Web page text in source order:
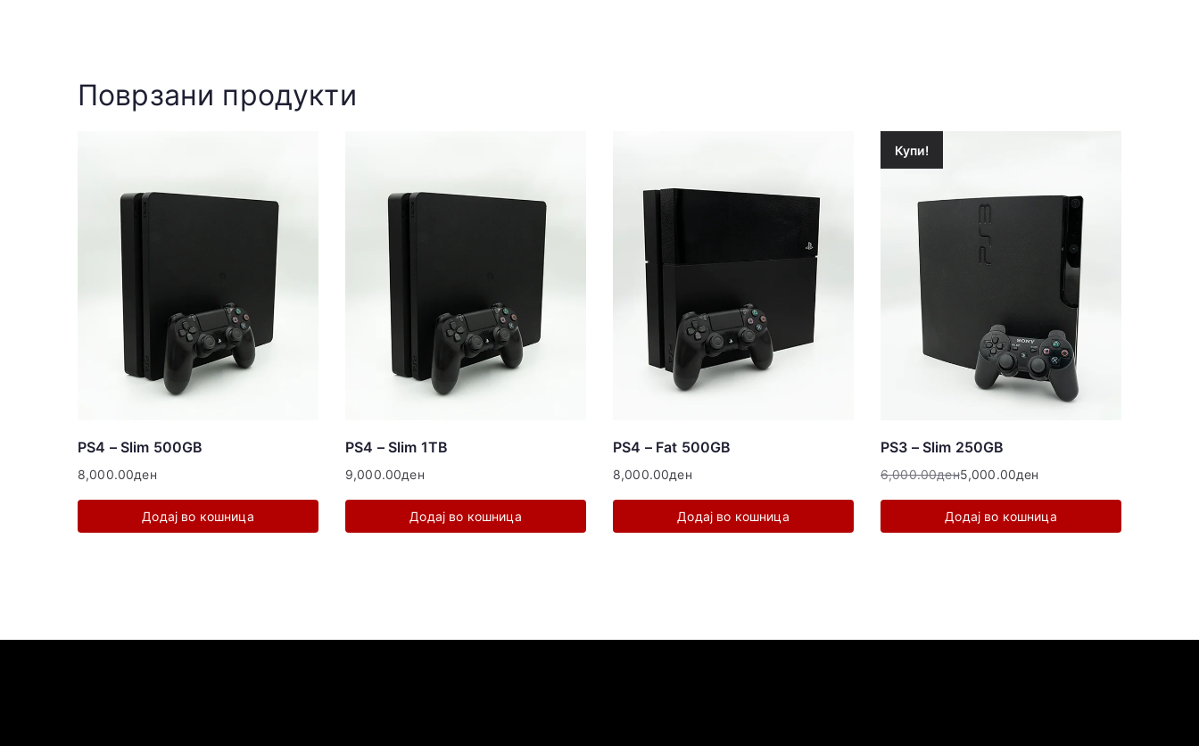
Поврзани продукти
PS4 – Slim 500GB
8,000.00ден
Додај во кошница
PS4 – Slim 1TB
9,000.00ден
Додај во кошница
PS4 – Fat 500GB
8,000.00ден
Додај во кошница
Купи!
PS3 – Slim 250GB
6,000.00ден5,000.00ден
Додај во кошница